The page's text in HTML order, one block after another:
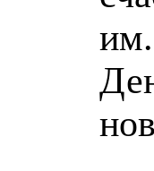
им.